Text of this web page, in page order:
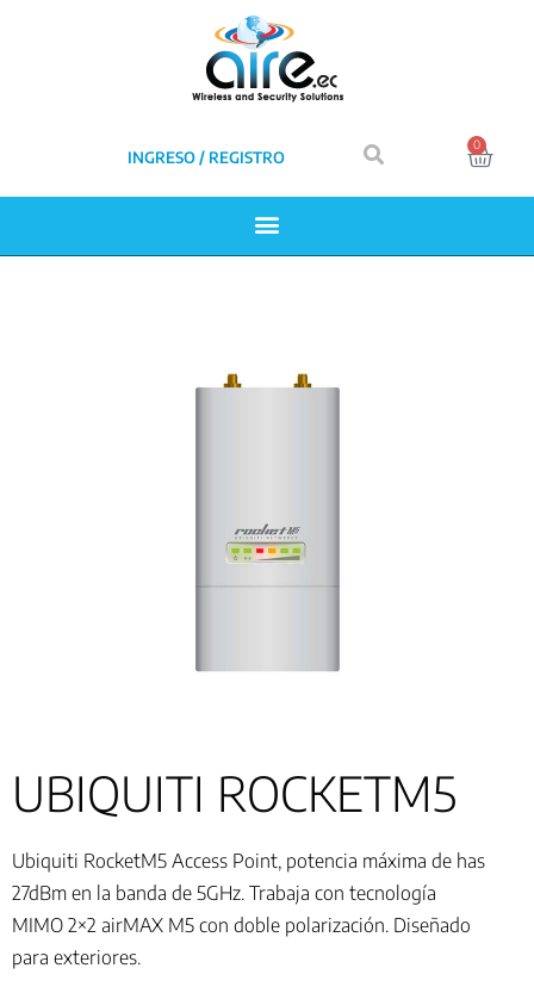
INGRESO / REGISTRO
0
UBIQUITI ROCKETM5
Ubiquiti RocketM5 Access Point, potencia máxima de has
27dBm en la banda de 5GHz. Trabaja con tecnología
MIMO 2×2 airMAX M5 con doble polarización. Diseñado
para exteriores.